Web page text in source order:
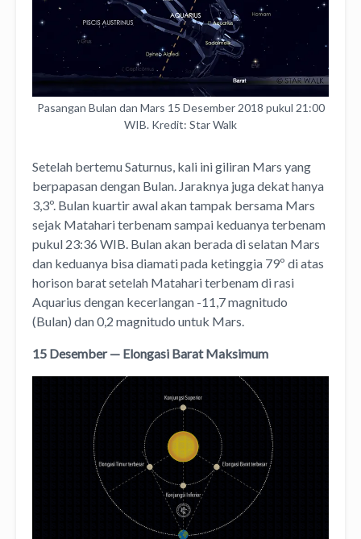
Pasangan Bulan dan Mars 15 Desember 2018 pukul 21:00
WIB. Kredit: Star Walk
Setelah bertemu Saturnus, kali ini giliran Mars yang
berpapasan dengan Bulan. Jaraknya juga dekat hanya
3,3º. Bulan kuartir awal akan tampak bersama Mars
sejak Matahari terbenam sampai keduanya terbenam
pukul 23:36 WIB. Bulan akan berada di selatan Mars
dan keduanya bisa diamati pada ketinggia 79º di atas
horison barat setelah Matahari terbenam di rasi
Aquarius dengan kecerlangan -11,7 magnitudo
(Bulan) dan 0,2 magnitudo untuk Mars.
15 Desember — Elongasi Barat Maksimum